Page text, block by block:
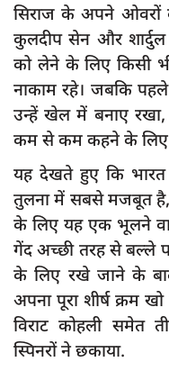
सिराज के अपने ओवरों
कुलदीप सेन और
को लेने के लिए किसी
नाकाम रहे। जबकि
उन्हें खेल में बनाए रखा,
कम से कम कहने के लिए
यह देखते हुए कि भारत
तुलना में सबसे मजबूत है,
के लिए यह एक भूलने
गेंद अच्छी तरह से बल्ले
के लिए रखे जाने के
अपना पूरा शीर्ष क्रम
विराट कोहली समेत
स्पिनरों ने छकाया.